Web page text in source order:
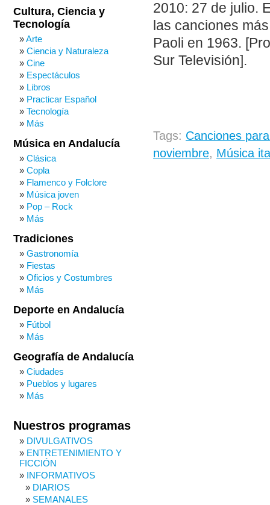
2010: 27 de julio.
las canciones
Paoli en 1963.
Sur Televisión].
Tags: Canciones
noviembre, Música
Cultura, Ciencia y
Tecnología
Arte
Ciencia y Naturaleza
Cine
Espectáculos
Libros
Practicar Español
Tecnología
Más
Música en Andalucía
Clásica
Copla
Flamenco y Folclore
Música joven
Pop – Rock
Más
Tradiciones
Gastronomía
Fiestas
Oficios y Costumbres
Más
Deporte en Andalucía
Fútbol
Más
Geografía de Andalucía
Ciudades
Pueblos y lugares
Más
Nuestros programas
DIVULGATIVOS
ENTRETENIMIENTO Y
FICCIÓN
INFORMATIVOS
DIARIOS
SEMANALES